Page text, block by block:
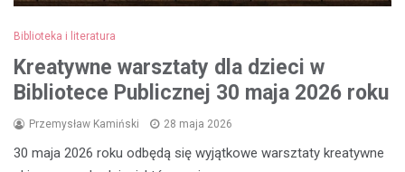
Biblioteka i literatura
Kreatywne warsztaty dla dzieci w
Bibliotece Publicznej 30 maja 2026 roku
Przemysław Kamiński 28 maja 2026
30 maja 2026 roku odbędą się wyjątkowe warsztaty kreatywne